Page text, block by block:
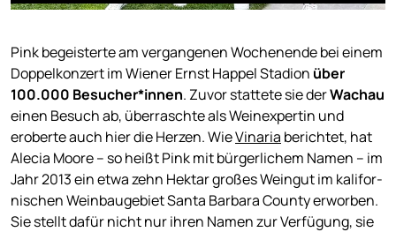
Pink begeisterte am vergangenen Wochenende bei einem
Doppelkonzert im Wiener Ernst Happel Stadion über
100.000 Besucher*innen. Zuvor stattete sie derWachau
einen Besuch ab, überraschte als Weinexpertin und
eroberte auch hier die Herzen. WieVinaria berichtet, hat
Alecia Moore – so heißt Pink mit bürgerlichem Namen – im
Jahr 2013 ein etwa zehn Hekt­ar gro­ßes Wein­gut im kali­for­
ni­schen Wein­bau­ge­biet San­ta Bar­ba­ra Coun­ty erworben.
Sie stellt dafür nicht nur ihren Namen zur Verfügung, sie